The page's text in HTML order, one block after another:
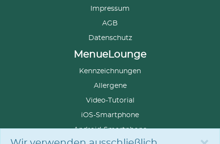
Impressum
AGB
Datenschutz
MenueLounge
Kennzeichnungen
Allergene
Video-Tutorial
iOS-Smartphone
Android-Smartphone